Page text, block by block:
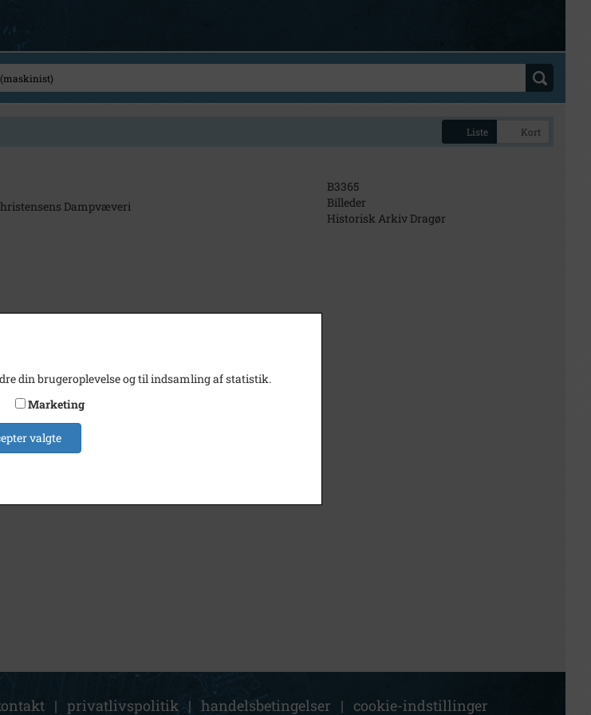
Liste Kort
Dampvæveri
B3365
Billeder
Historisk Arkiv Dragør
| privatlivspolitik | handelsbetingelser | cookie-indstillinger
din brugeroplevelse og til indsamling af statistik.
Marketing
valgte